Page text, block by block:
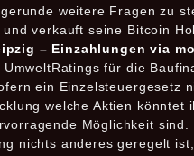
weitere Fragen zu
verkauft seine Bitcoin
– Einzahlungen via
für die
ein Einzelsteuergesetz
welche Aktien
Möglichkeit
nichts anderes geregelt